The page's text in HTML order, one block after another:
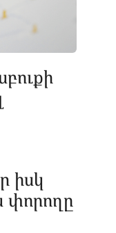
իսկ
փորողը